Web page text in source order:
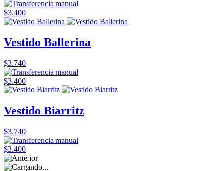
$3.400
Vestido Ballerina
$3.740
$3.400
Vestido Biarritz
$3.740
$3.400